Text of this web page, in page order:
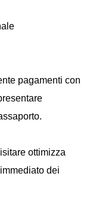
pagamenti con
ottimizza
dei